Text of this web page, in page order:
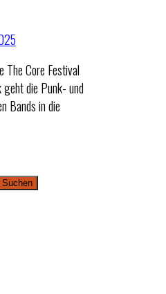
The Core Festival
die Punk- und
Bands in die
Suchen